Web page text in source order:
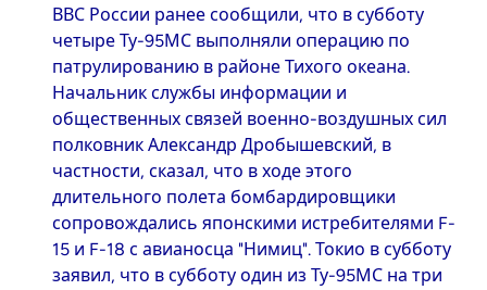
ВВС России ранее сообщили, что в субботу
четыре Ту-95МС выполняли операцию по
патрулированию в районе Тихого океана.
Начальник службы информации и
общественных связей военно-воздушных сил
полковник Александр Дробышевский, в
частности, сказал, что в ходе этого
длительного полета бомбардировщики
сопровождались японскими истребителями F-
15 и F-18 с авианосца "Нимиц". Токио в субботу
заявил, что в субботу один из Ту-95МС на три